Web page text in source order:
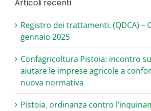
Articoli recenti
Registro dei trattamenti: (QDCA) –
gennaio 2025
Confagricoltura Pistoia: incontro
aiutare le imprese agricole a
nuova normativa
Pistoia, ordinanza contro